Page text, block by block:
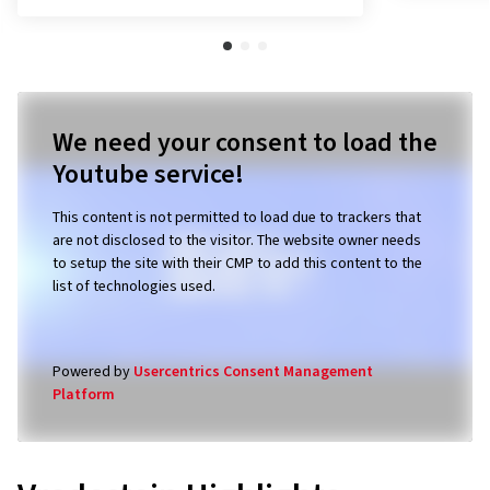
Youtube service!
are not disclosed to the visitor. The website owner needs
to setup the site with their CMP to add this content to the
list of technologies used.
Platform
Vredestein Highlights